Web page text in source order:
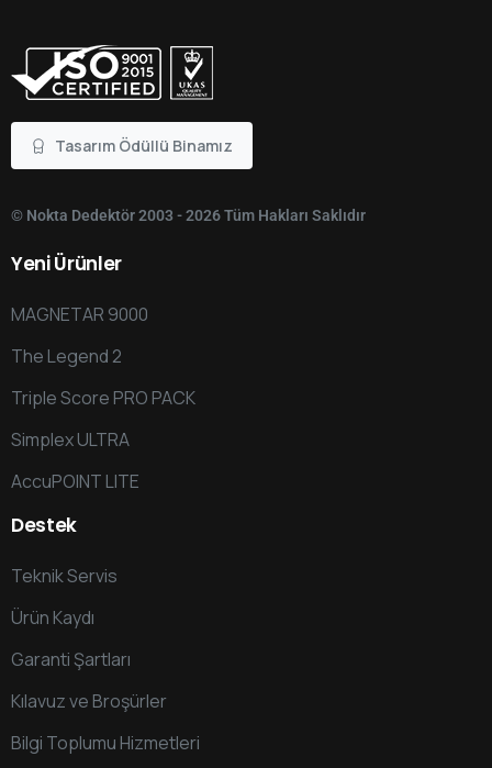
Tasarım Ödüllü Binamız
© Nokta Dedektör 2003 - 2026 Tüm Hakları Saklıdır
YeniÜrünler
MAGNETAR 9000
The Legend 2
Triple Score PRO PACK
Simplex ULTRA
AccuPOINT LITE
Destek
Teknik Servis
Ürün Kaydı
Garanti Şartları
Kılavuz ve Broşürler
Bilgi Toplumu Hizmetleri